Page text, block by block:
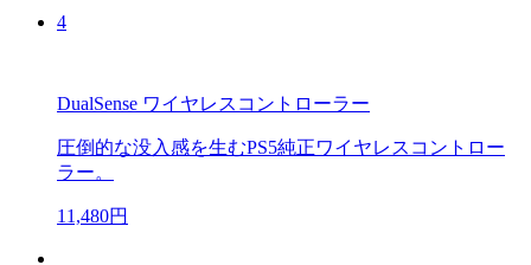
4
DualSense ワイヤレスコントローラー
圧倒的な没入感を生むPS5純正ワイヤレスコントロー
ラー。
11,480円